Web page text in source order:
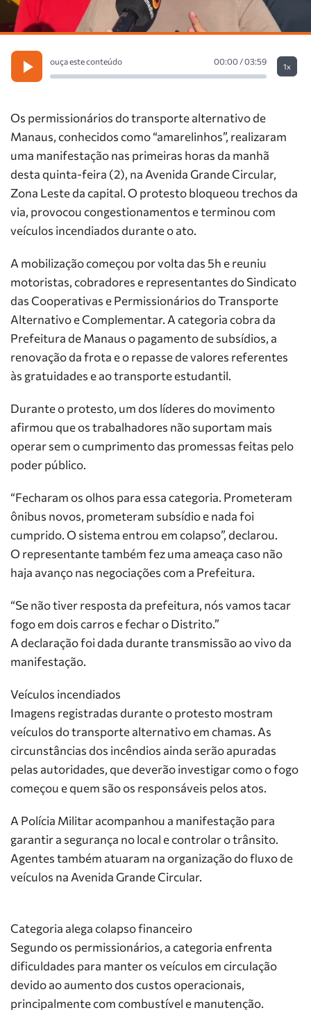
ouça este conteúdo 00:00 / 03:59
1x
Os permissionários do transporte alternativo de
Manaus, conhecidos como “amarelinhos”, realizaram
uma manifestação nas primeiras horas da manhã
desta quinta-feira (2), na Avenida Grande Circular,
Zona Leste da capital. O protesto bloqueou trechos da
via, provocou congestionamentos e terminou com
veículos incendiados durante o ato.
A mobilização começou por volta das 5h e reuniu
motoristas, cobradores e representantes do Sindicato
das Cooperativas e Permissionários do Transporte
Alternativo e Complementar. A categoria cobra da
Prefeitura de Manaus o pagamento de subsídios, a
renovação da frota e o repasse de valores referentes
às gratuidades e ao transporte estudantil.
Durante o protesto, um dos líderes do movimento
afirmou que os trabalhadores não suportam mais
operar sem o cumprimento das promessas feitas pelo
poder público.
“Fecharam os olhos para essa categoria. Prometeram
ônibus novos, prometeram subsídio e nada foi
cumprido. O sistema entrou em colapso”, declarou.
O representante também fez uma ameaça caso não
haja avanço nas negociações com a Prefeitura.
“Se não tiver resposta da prefeitura, nós vamos tacar
fogo em dois carros e fechar o Distrito.”
A declaração foi dada durante transmissão ao vivo da
manifestação.
Veículos incendiados
Imagens registradas durante o protesto mostram
veículos do transporte alternativo em chamas. As
circunstâncias dos incêndios ainda serão apuradas
pelas autoridades, que deverão investigar como o fogo
começou e quem são os responsáveis pelos atos.
A Polícia Militar acompanhou a manifestação para
garantir a segurança no local e controlar o trânsito.
Agentes também atuaram na organização do fluxo de
veículos na Avenida Grande Circular.
Categoria alega colapso financeiro
Segundo os permissionários, a categoria enfrenta
dificuldades para manter os veículos em circulação
devido ao aumento dos custos operacionais,
principalmente com combustível e manutenção.